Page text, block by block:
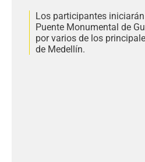
Los participantes
Puente Monumental de
por varios de los
de Medellín.